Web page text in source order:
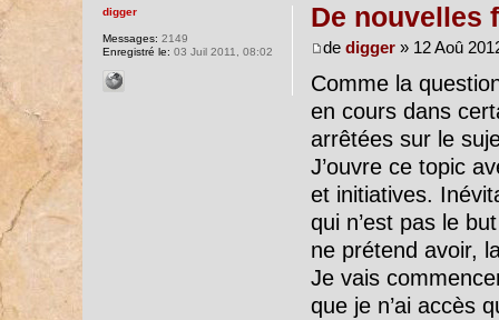
De nouvelles
de digger» 12 Aoû
Comme la
en cours dans
arrêtées sur le
J’ouvre ce topic
et initiatives.
qui n’est pas le
ne prétend avoir,
Je vais
que je n’ai accès
digger
Messages: 2149
Enregistré le: 03 Juil 2011, 08:02